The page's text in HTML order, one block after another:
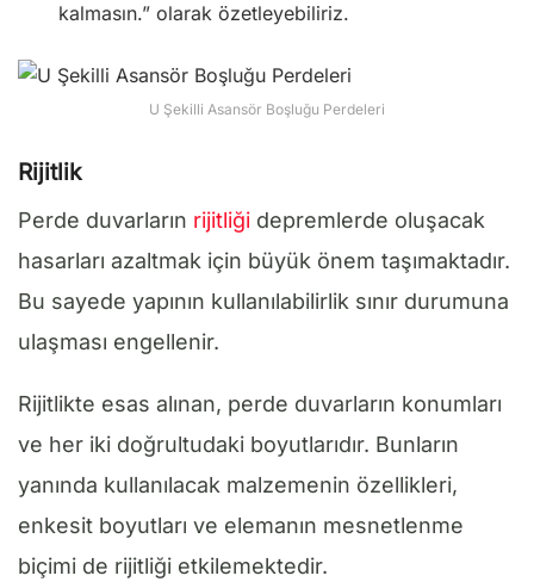
kalmasın.” olarak özetleyebiliriz.
U Şekilli Asansör Boşluğu Perdeleri
Rijitlik
Perde duvarların rijitliği depremlerde oluşacak
hasarları azaltmak için büyük önem taşımaktadır.
Bu sayede yapının kullanılabilirlik sınır durumuna
ulaşması engellenir.
Rijitlikte esas alınan, perde duvarların konumları
ve her iki doğrultudaki boyutlarıdır. Bunların
yanında kullanılacak malzemenin özellikleri,
enkesit boyutları ve elemanın mesnetlenme
biçimi de rijitliği etkilemektedir.